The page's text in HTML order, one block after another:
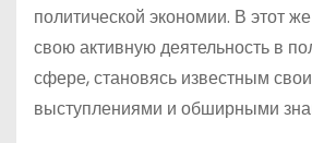
политической экономии. В этот
свою активную деятельность в
сфере, становясь известным
выступлениями и обширными